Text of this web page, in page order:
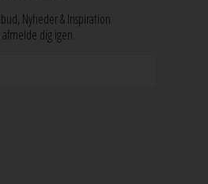
Nyheder & Inspiration
dig igen.